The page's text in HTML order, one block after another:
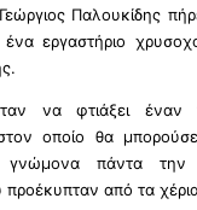
Παλουκίδης
ένα εργαστήριο
να φτιάξει
οποίο θα
πάντα την
από τα